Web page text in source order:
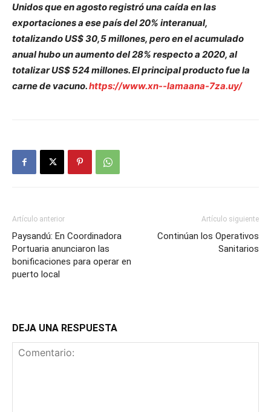
Unidos que en agosto registró una caída en las
exportaciones a ese país del 20% interanual,
totalizando US$ 30,5 millones, pero en el acumulado
anual hubo un aumento del 28% respecto a 2020, al
totalizar US$ 524 millones. El principal producto fue la
carne de vacuno.https://www.xn--lamaana-7za.uy/
Artículo anterior
Paysandú: En Coordinadora
Portuaria anunciaron las
bonificaciones para operar en
puerto local
Artículo siguiente
Continúan los Operativos
Sanitarios
DEJA UNA RESPUESTA